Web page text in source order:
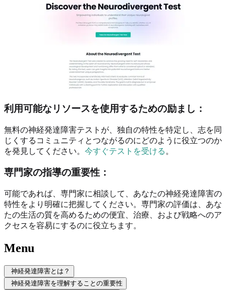
利用可能なリソースを使用するための励まし：
無料の神経発達障害テストが、独自の特性を特定し、志を同
じくするコミュニティとつながるのにどのように役立つのか
を発見してください。 今すぐテストを受ける 。
専門家の指導の重要性：
可能であれば、専門家に相談して、あなたの神経発達障害の
特性をより明確に把握してください。専門家の評価は、あな
たの生活の質を高めるための便宜、治療、および戦略へのア
クセスを容易にするのに役立ちます。
Menu
神経発達障害とは？
神経発達障害を理解することの重要性